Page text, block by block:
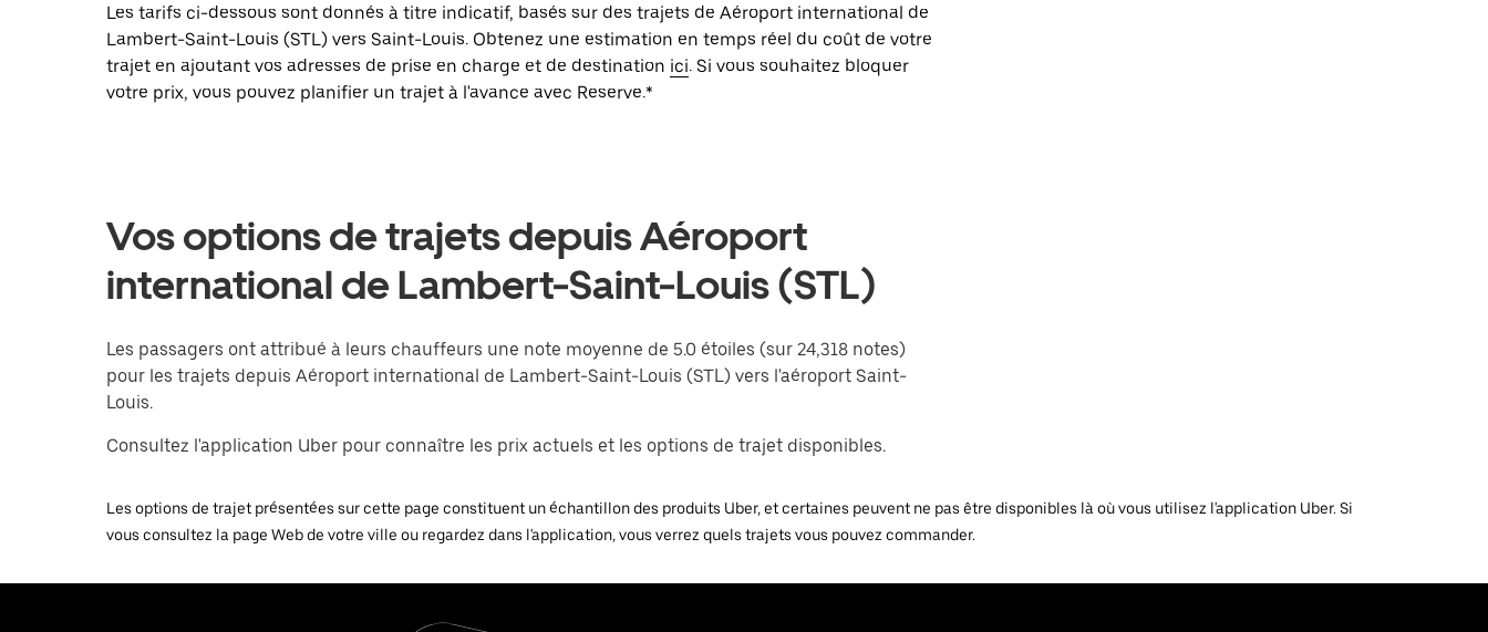
Les tarifs ci-dessous sont donnés à titre indicatif, basés sur des trajets de Aéroport international de
Lambert-Saint-Louis (STL) vers Saint-Louis. Obtenez une estimation en temps réel du coût de votre
trajet en ajoutant vos adresses de prise en charge et de destination ici. Si vous souhaitez bloquer
votre prix, vous pouvez planifier un trajet à l'avance avec Reserve.*
Vos options de trajets depuis Aéroport
international de Lambert-Saint-Louis (STL)
Les passagers ont attribué à leurs chauffeurs une note moyenne de 5.0 étoiles (sur 24,318 notes)
pour les trajets depuis Aéroport international de Lambert-Saint-Louis (STL) vers l'aéroport Saint-
Louis.
Consultez l'application Uber pour connaître les prix actuels et les options de trajet disponibles.
Les options de trajet présentées sur cette page constituent un échantillon des produits Uber, et certaines peuvent ne pas être disponibles là où vous utilisez l'application Uber. Si
vous consultez la page Web de votre ville ou regardez dans l'application, vous verrez quels trajets vous pouvez commander.